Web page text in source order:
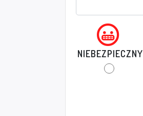
NIEBEZPIECZNY